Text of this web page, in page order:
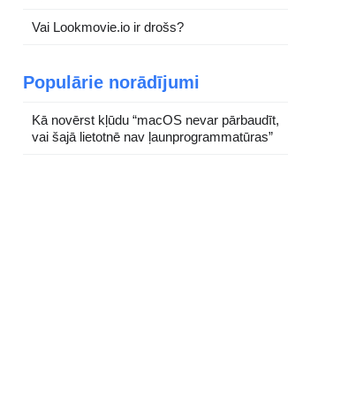
Vai Lookmovie.io ir drošs?
Populārie norādījumi
Kā novērst kļūdu “macOS nevar pārbaudīt,
vai šajā lietotnē nav ļaunprogrammatūras”